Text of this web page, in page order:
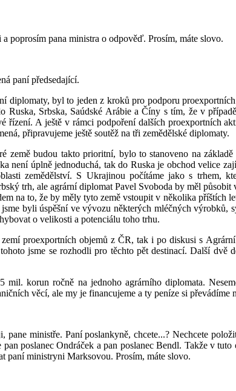
poprosím pana ministra o odpověď. Prosím, máte slovo.
paní předsedající.
diplomaty, byl to jeden z kroků pro podporu
Ruska, Srbska, Saúdské Arábie a Číny s tím, že v
řízení. A ještě v rámci podpoření dalších proexportních
připravujeme ještě soutěž na tři zemědělské diplomaty.
země budou takto prioritní, bylo to stanoveno na
není úplně jednoduchá, tak do Ruska je obchod velice
zemědělství. S Ukrajinou počítáme jako s trhem,
trh, ale agrární diplomat Pavel Svoboda by měl
na to, že by měly tyto země vstoupit v několika
byli úspěšní ve vývozu některých mléčných
o velikosti a potenciálu toho trhu.
proexportních objemů z ČR, tak i po diskusi s
jsme se rozhodli pro těchto pět destinací. Další dvě
mil. korun ročně na jednoho agrárního diplomata.
věcí, ale my je financujeme a ty peníze si převádíme
pane ministře. Paní poslankyně, chcete...? Nechcete
poslanec Ondráček a pan poslanec Bendl. Takže v
paní ministryni Marksovou. Prosím, máte slovo.